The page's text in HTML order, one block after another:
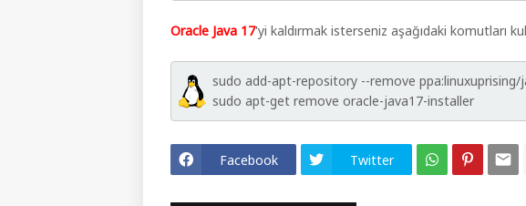
Oracle Java 17'yi kaldırmak isterseniz aşağıdaki komutları
sudo add-apt-repository --remove ppa:linuxuprising/
sudo apt-get remove oracle-java17-installer
Facebook Twitter